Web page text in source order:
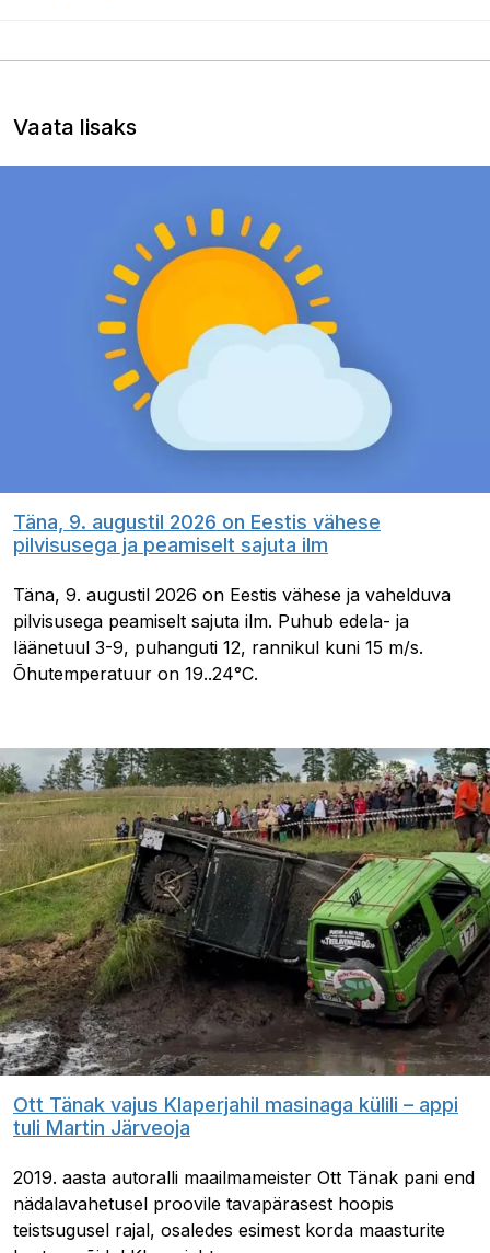
Vaata lisaks
Täna, 9. augustil 2026 on Eestis vähese
pilvisusega ja peamiselt sajuta ilm
Täna, 9. augustil 2026 on Eestis vähese ja vahelduva
pilvisusega peamiselt sajuta ilm. Puhub edela- ja
läänetuul 3-9, puhanguti 12, rannikul kuni 15 m/s.
Õhutemperatuur on 19..24°C.
Ott Tänak vajus Klaperjahil masinaga külili – appi
tuli Martin Järveoja
2019. aasta autoralli maailmameister Ott Tänak pani end
nädalavahetusel proovile tavapärasest hoopis
teistsugusel rajal, osaledes esimest korda maasturite